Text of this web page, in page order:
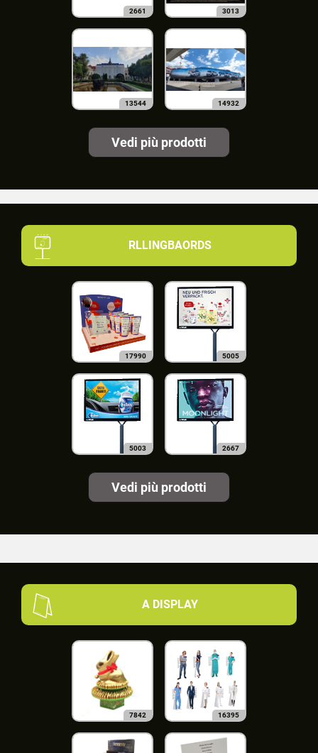
2661 3013
13544 14932
Vedi più prodotti
RLLINGBAORDS
17990 5005
5003 2667
Vedi più prodotti
A DISPLAY
7842 16395